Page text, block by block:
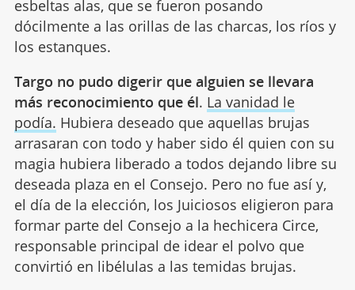
esbeltas alas, que se fueron posando
dócilmente a las orillas de las charcas, los ríos y
los estanques.
Targo no pudo digerir que alguien se llevara
más reconocimiento que él. La vanidad le
podía. Hubiera deseado que aquellas brujas
arrasaran con todo y haber sido él quien con su
magia hubiera liberado a todos dejando libre su
deseada plaza en el Consejo. Pero no fue así y,
el día de la elección, los Juiciosos eligieron para
formar parte del Consejo a la hechicera Circe,
responsable principal de idear el polvo que
convirtió en libélulas a las temidas brujas.